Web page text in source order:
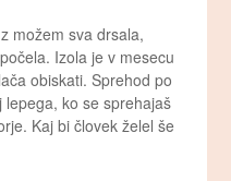
možem sva drsala,
Izola je v mesecu
obiskati. Sprehod po
ko se sprehajaš
Kaj bi človek želel še